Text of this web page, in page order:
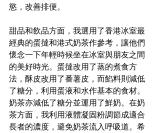
慾，改善排便。
甜品和飲品方面，我選用了香港冰室最
經典的蛋撻和港式奶茶作參考，讓他們
懷念一下年輕時候坐在冰室與朋友之間
的美好時光。蛋撻改用了蒸的煮食方
法，酥皮改用了番薯皮，而餡料則減低
了糖分，利用蛋液和水作基本的食材。
奶茶亦減低了糖分並運用了鮮奶。在奶
茶方面，我利用液體凝固粉調節成適合
長者的濃度，避免奶茶流入呼吸道。希